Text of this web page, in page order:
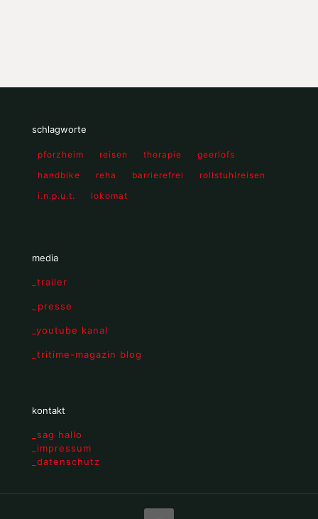
schlagworte
pforzheim reisen therapie
geerlofs
handbike
reha barrierefrei
rollstuhlreisen
i.n.p.u.t.
lokomat
media
_trailer
_presse
_youtube kanal
_tritime-magazin blog
kontakt
_sag hallo
_impressum
_datenschutz